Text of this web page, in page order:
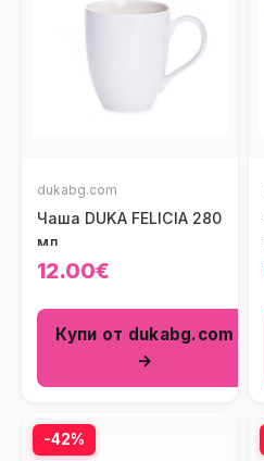
dukabg.com
Чаша DUKA FELICIA 280
мл.
12.00€
Купи от dukabg.com
→
-42%